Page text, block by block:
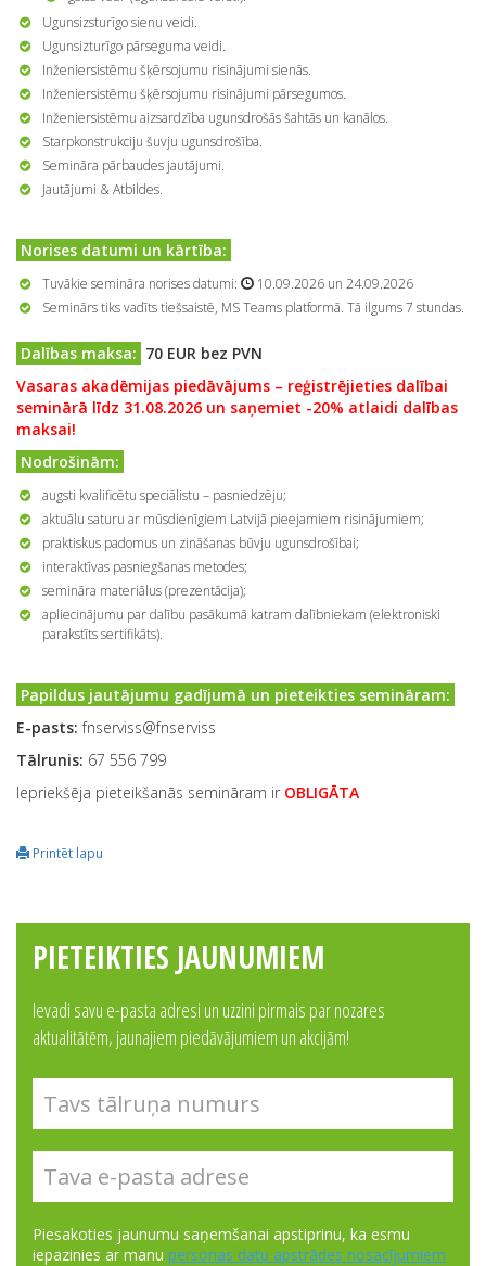
Ugunsizsturīgo sienu veidi.
Ugunsizturīgo pārseguma veidi.
Inženiersistēmu šķērsojumu risinājumi sienās.
Inženiersistēmu šķērsojumu risinājumi pārsegumos.
Inženiersistēmu aizsardzība ugunsdrošās šahtās un kanālos.
Starpkonstrukciju šuvju ugunsdrošība.
Semināra pārbaudes jautājumi.
Jautājumi & Atbildes.
Norises datumi un kārtība:
Tuvākie semināra norises datumi:
10.09.2026 un 24.09.2026
Seminārs tiks vadīts tiešsaistē, MS Teams platformā. Tā ilgums 7 stundas.
Dalības maksa: 70 EUR bez PVN
Vasaras akadēmijas piedāvājums – reģistrējieties dalībai
seminārā līdz 31.08.2026 un saņemiet -20% atlaidi dalības
maksai!
Nodrošinām:
augsti kvalificētu speciālistu – pasniedzēju;
aktuālu saturu ar mūsdienīgiem Latvijā pieejamiem risinājumiem;
praktiskus padomus un zināšanas būvju ugunsdrošībai;
interaktīvas pasniegšanas metodes;
semināra materiālus (prezentācija);
apliecinājumu par dalību pasākumā katram dalībniekam (elektroniski
parakstīts sertifikāts).
Papildus jautājumu gadījumā un pieteikties semināram:
E-pasts: fnserviss@fnserviss
Tālrunis: 67 556 799
Iepriekšēja pieteikšanās semināram ir OBLIGĀTA
Printēt lapu
PIETEIKTIES JAUNUMIEM
Ievadi savu e-pasta adresi un uzzini pirmais par nozares
aktualitātēm, jaunajiem piedāvājumiem un akcijām!
Piesakoties jaunumu saņemšanai apstiprinu, ka esmu
iepazinies ar manu personas datu apstrādes nosacījumiem